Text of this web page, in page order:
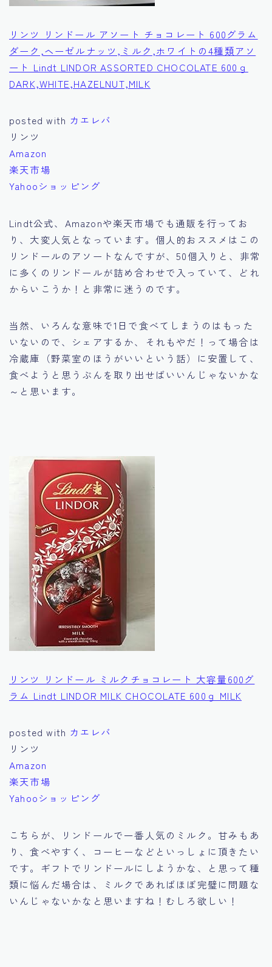
リンツ リンドール アソート チョコレート 600グラム
ダーク,ヘーゼルナッツ,ミルク,ホワイトの4種類アソ
ート Lindt LINDOR ASSORTED CHOCOLATE 600ｇ
DARK,WHITE,HAZELNUT,MILK
posted with カエレバ
リンツ
Amazon
楽天市場
Yahooショッピング
Lindt公式、Amazonや楽天市場でも通販を行ってお
り、大変人気となっています。個人的おススメはこの
リンドールのアソートなんですが、50個入りと、非常
に多くのリンドールが詰め合わせで入っていて、どれ
からいこうか！と非常に迷うのです。
当然、いろんな意味で1日で食べてしまうのはもった
いないので、シェアするか、それもやだ！って場合は
冷蔵庫（野菜室のほうがいいという話）に安置して、
食べようと思うぶんを取り出せばいいんじゃないかな
～と思います。
リンツ リンドール ミルクチョコレート 大容量600グ
ラム Lindt LINDOR MILK CHOCOLATE 600ｇ MILK
posted with カエレバ
リンツ
Amazon
楽天市場
Yahooショッピング
こちらが、リンドールで一番人気のミルク。甘みもあ
り、食べやすく、コーヒーなどといっしょに頂きたい
です。ギフトでリンドールにしようかな、と思って種
類に悩んだ場合は、ミルクであればほぼ完璧に問題な
いんじゃないかなと思いますね！むしろ欲しい！